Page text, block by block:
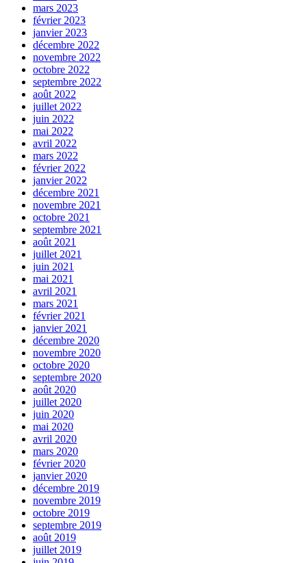
mars 2023
février 2023
janvier 2023
décembre 2022
novembre 2022
octobre 2022
septembre 2022
août 2022
juillet 2022
juin 2022
mai 2022
avril 2022
mars 2022
février 2022
janvier 2022
décembre 2021
novembre 2021
octobre 2021
septembre 2021
août 2021
juillet 2021
juin 2021
mai 2021
avril 2021
mars 2021
février 2021
janvier 2021
décembre 2020
novembre 2020
octobre 2020
septembre 2020
août 2020
juillet 2020
juin 2020
mai 2020
avril 2020
mars 2020
février 2020
janvier 2020
décembre 2019
novembre 2019
octobre 2019
septembre 2019
août 2019
juillet 2019